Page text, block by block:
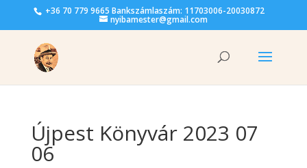
+36 70 779 9665 Bankszámlaszám: 11703006-20030872
nyibamester@gmail.com
Újpest Könyvár 2023 07
06